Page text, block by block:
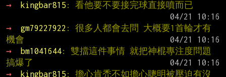
→
kingbar815 : 看他要不要接完球直接噴而已
→
gm79227922 : 很多人都會去問 大概要1首輪才有
機會
→
bm1041644: 雙擋這件事情 就把神棍專注度問題
搞爆了
→
kingbar815 : 擔心肯禿不如擔心聰明被壓迫有沒